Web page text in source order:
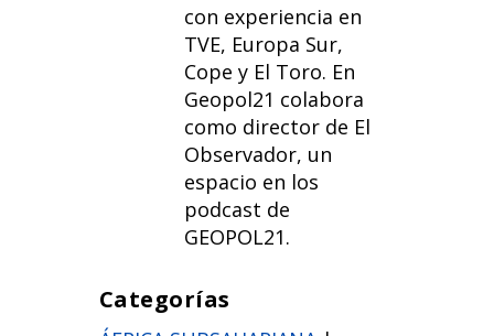
con experiencia en
TVE, Europa Sur,
Cope y El Toro. En
Geopol21 colabora
como director de El
Observador, un
espacio en los
podcast de
GEOPOL21.
Categorías